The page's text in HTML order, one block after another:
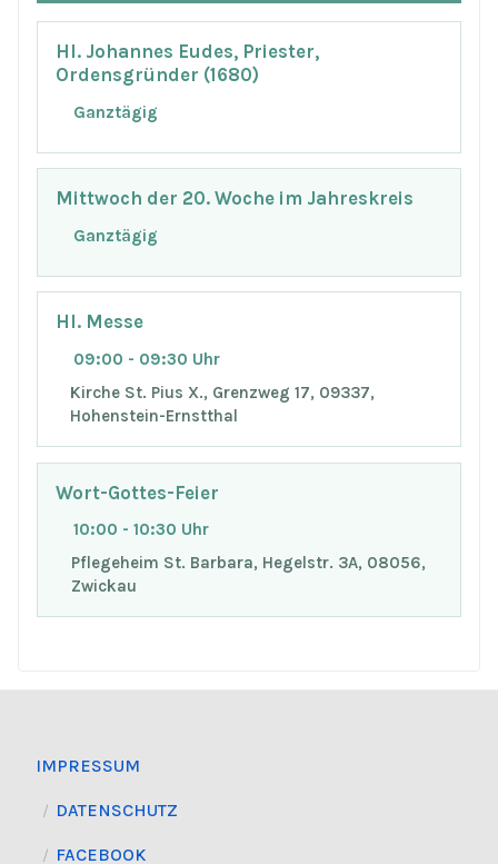
Hl. Johannes Eudes, Priester,
Ordensgründer (1680)
Ganztägig
Mittwoch der 20. Woche im Jahreskreis
Ganztägig
Hl. Messe
09:00 - 09:30 Uhr
Kirche St. Pius X., Grenzweg 17, 09337,
Hohenstein-Ernstthal
Wort-Gottes-Feier
10:00 - 10:30 Uhr
Pflegeheim St. Barbara, Hegelstr. 3A, 08056,
Zwickau
IMPRESSUM
DATENSCHUTZ
FACEBOOK